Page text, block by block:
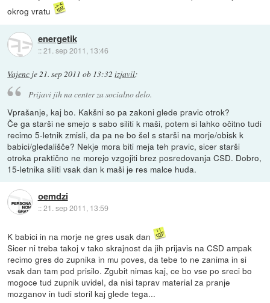
okrog vratu
energetik
::21. sep 2011, 13:46
Vajenc je21. sep 2011 ob 13:32 izjavil:
Prijavi jih na center za socialno delo.
Vprašanje, kaj bo. Kakšni so pa zakoni glede pravic otrok?
Če ga starši ne smejo s sabo siliti k maši, potem si lahko očitno tudi
recimo 5-letnik zmisli, da pa ne bo šel s starši na morje/obisk k
babici/gledališče? Nekje mora biti meja teh pravic, sicer starši
otroka praktično ne morejo vzgojiti brez posredovanja CSD. Dobro,
15-letnika siliti vsak dan k maši je res malce huda.
oemdzi
::21. sep 2011, 13:59
K babici in na morje ne gres usak dan
Sicer ni treba takoj v tako skrajnost da jih prijavis na CSD ampak
recimo gres do zupnika in mu poves, da tebe to ne zanima in si
vsak dan tam pod prisilo. Zgubit nimas kaj, ce bo vse po sreci bo
mogoce tud zupnik uvidel, da nisi taprav material za pranje
mozganov in tudi storil kaj glede tega...